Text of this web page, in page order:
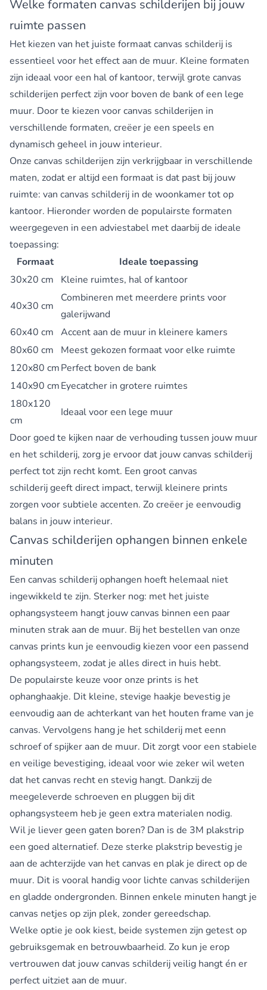
Welke formaten canvas schilderijen bij jouw
ruimte passen
Het kiezen van het juiste formaat canvas schilderij is
essentieel voor het effect aan de muur. Kleine formaten
zijn ideaal voor een hal of kantoor, terwijl grote canvas
schilderijen perfect zijn voor boven de bank of een lege
muur. Door te kiezen voor canvas schilderijen in
verschillende formaten, creëer je een speels en
dynamisch geheel in jouw interieur.
Onze canvas schilderijen zijn verkrijgbaar in verschillende
maten, zodat er altijd een formaat is dat past bij jouw
ruimte: van canvas schilderij in de woonkamertot op
kantoor. Hieronder worden de populairste formaten
weergegeven in een adviestabel met daarbij de ideale
toepassing:
Formaat
Ideale toepassing
30x20 cm
Kleine ruimtes, hal of kantoor
40x30 cm
Combineren met meerdere prints voor
galerijwand
60x40 cm Accent aan de muur in kleinere kamers
80x60 cm
Meest gekozen formaat voor elke ruimte
120x80 cmPerfect boven de bank
140x90 cmEyecatcher in grotere ruimtes
180x120
cm
Ideaal voor een lege muur
Door goed te kijken naar de verhouding tussen jouw muur
en het schilderij, zorg je ervoor dat jouw canvas schilderij
perfect tot zijn recht komt. Een groot canvas
schilderijgeeft direct impact, terwijl kleinere prints
zorgen voor subtiele accenten. Zo creëer je eenvoudig
balans in jouw interieur.
Canvas schilderijen ophangen binnen enkele
minuten
Een canvas schilderij ophangen hoeft helemaal niet
ingewikkeld te zijn. Sterker nog: met het juiste
ophangsysteem hangt jouw canvas binnen een paar
minuten strak aan de muur. Bij het bestellen van onze
canvas prints kun je eenvoudig kiezen voor een passend
ophangsysteem, zodat je alles direct in huis hebt.
De populairste keuze voor onze prints is het
ophanghaakje. Dit kleine, stevige haakje bevestig je
eenvoudig aan de achterkant van het houten frame van je
canvas. Vervolgens hang je het schilderij met eenn
schroef of spijker aan de muur. Dit zorgt voor een stabiele
en veilige bevestiging, ideaal voor wie zeker wil weten
dat het canvas recht en stevig hangt. Dankzij de
meegeleverde schroeven en pluggen bij dit
ophangsysteem heb je geen extra materialen nodig.
Wil je liever geen gaten boren? Dan is de 3M plakstrip
een goed alternatief. Deze sterke plakstrip bevestig je
aan de achterzijde van het canvas en plak je direct op de
muur. Dit is vooral handig voor lichte canvas schilderijen
en gladde ondergronden. Binnen enkele minuten hangt je
canvas netjes op zijn plek, zonder gereedschap.
Welke optie je ook kiest, beide systemen zijn getest op
gebruiksgemak en betrouwbaarheid. Zo kun je erop
vertrouwen dat jouw canvas schilderij veilig hangt én er
perfect uitziet aan de muur.